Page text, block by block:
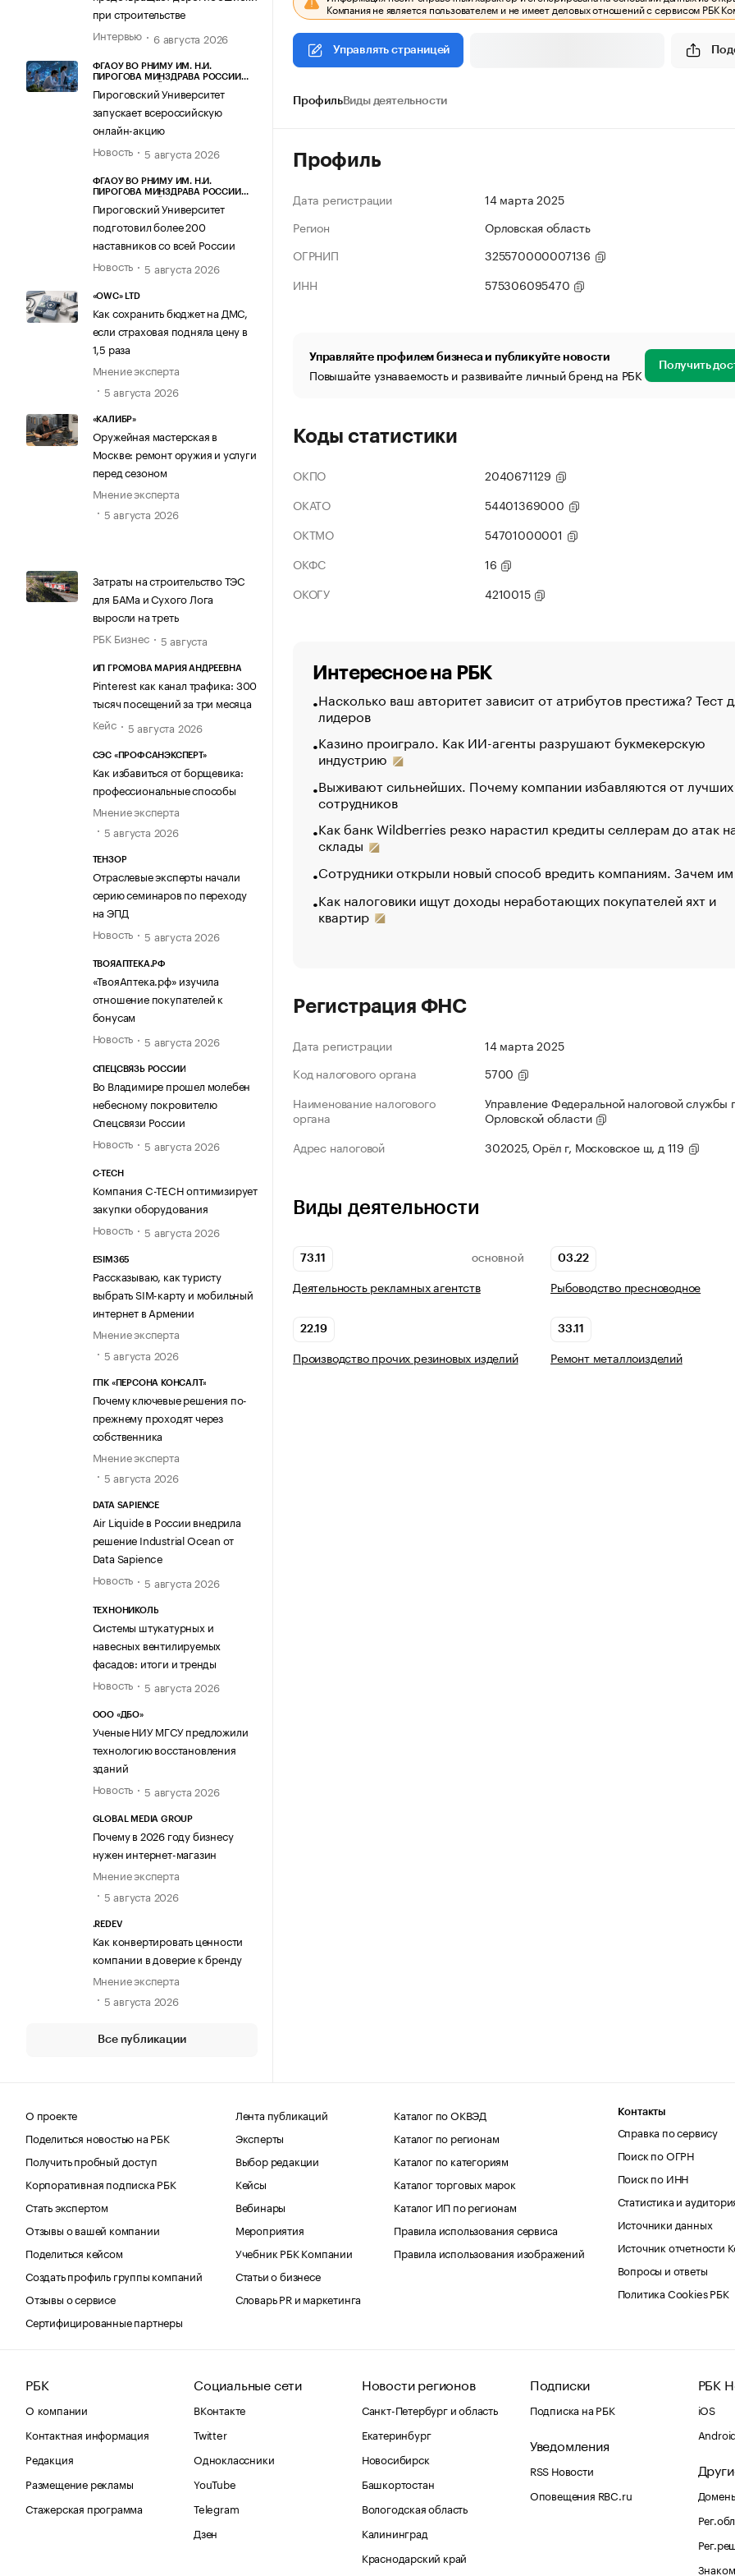
при строительстве
Интервью
6 августа 2026
ФГАОУ ВО РНИМУ ИМ. Н.И.
ПИРОГОВА МИНЗДРАВА РОССИИ
Пироговский Университет
запускает всероссийскую
онлайн-акцию
Новость
5 августа 2026
ФГАОУ ВО РНИМУ ИМ. Н.И.
ПИРОГОВА МИНЗДРАВА РОССИИ
Пироговский Университет
подготовил более 200
наставников со всей России
Новость
5 августа 2026
«OWC» LTD
Как сохранить бюджет на ДМС,
если страховая подняла цену в
1,5 раза
Мнение эксперта
5 августа 2026
«КАЛИБР»
Оружейная мастерская в
Москве: ремонт оружия и услуги
перед сезоном
Мнение эксперта
5 августа 2026
Затраты на строительство ТЭС
для БАМа и Сухого Лога
выросли на треть
РБК Бизнес
5 августа
ИП ГРОМОВА МАРИЯ АНДРЕЕВНА
Pinterest как канал трафика: 300
тысяч посещений за три месяца
Кейс
5 августа 2026
СЭС «ПРОФСАНЭКСПЕРТ»
Как избавиться от борщевика:
профессиональные способы
Мнение эксперта
5 августа 2026
ТЕНЗОР
Отраслевые эксперты начали
серию семинаров по переходу
на ЭПД
Новость
5 августа 2026
ТВОЯАПТЕКА.РФ
«ТвояАптека.рф» изучила
отношение покупателей к
бонусам
Новость
5 августа 2026
СПЕЦСВЯЗЬ РОССИИ
Во Владимире прошел молебен
небесному покровителю
Спецсвязи России
Новость
5 августа 2026
C-TECH
Компания C-TECH оптимизирует
закупки оборудования
Новость
5 августа 2026
ESIM365
Рассказываю, как туристу
выбрать SIM-карту и мобильный
интернет в Армении
Мнение эксперта
5 августа 2026
ГПК «ПЕРСОНА КОНСАЛТ»
Почему ключевые решения по-
прежнему проходят через
собственника
Мнение эксперта
5 августа 2026
DATA SAPIENCE
Air Liquide в России внедрила
решение Industrial Ocean от
Data Sapience
Новость
5 августа 2026
ТЕХНОНИКОЛЬ
Системы штукатурных и
навесных вентилируемых
фасадов: итоги и тренды
Новость
5 августа 2026
ООО «ДБО»
Ученые НИУ МГСУ предложили
технологию восстановления
зданий
Новость
5 августа 2026
GLOBAL MEDIA GROUP
Почему в 2026 году бизнесу
нужен интернет-магазин
Мнение эксперта
5 августа 2026
.REDEV
Как конвертировать ценности
компании в доверие к бренду
Мнение эксперта
5 августа 2026
Все публикации
Компания не является пользователем и не имеет деловых отношений с сервисом РБК
Управлять страницей
ПрофильВиды деятельности
Профиль
Дата регистрации
14 марта 2025
Регион
Орловская область
ОГРНИП
325570000007136
ИНН
575306095470
Управляйте профилем бизнеса и публикуйте новости
Повышайте узнаваемость и развивайте личный бренд на РБК Получить
Коды статистики
ОКПО
2040671129
ОКАТО
54401369000
ОКТМО
54701000001
ОКФС
16
ОКОГУ
4210015
Интересное на РБК
Насколько ваш авторитет зависит от атрибутов престижа? Тест
лидеров
Казино проиграло. Как ИИ-агенты разрушают букмекерскую
индустрию
Выживают сильнейших. Почему компании избавляются от лучших
сотрудников
Как банк Wildberries резко нарастил кредиты селлерам до атак
склады
Сотрудники открыли новый способ вредить компаниям. Зачем
Как налоговики ищут доходы неработающих покупателей яхт и
квартир
Регистрация ФНС
Дата регистрации
14 марта 2025
Код налогового органа
5700
Наименование налогового
органа
Управление Федеральной налоговой службы
Орловской области
Адрес налоговой
302025, Орёл г, Московское ш, д 119
Виды деятельности
73.11 ОСНОВНОЙ
Деятельность рекламных агентств
03.22
Рыбоводство пресноводное
22.19
Производство прочих резиновых изделий
33.11
Ремонт металлоизделий
О проекте
Поделиться новостью на РБК
Получить пробный доступ
Корпоративная подписка РБК
Стать экспертом
Отзывы о вашей компании
Поделиться кейсом
Создать профиль группы компаний
Отзывы о сервисе
Сертифицированные партнеры
Лента публикаций
Эксперты
Выбор редакции
Кейсы
Вебинары
Мероприятия
Учебник РБК Компании
Статьи о бизнесе
Словарь PR и маркетинга
Каталог по ОКВЭД
Каталог по регионам
Каталог по категориям
Каталог торговых марок
Каталог ИП по регионам
Правила использования сервиса
Правила использования изображений
Контакты
Справка по сервису
Поиск по ОГРН
Поиск по ИНН
Статистика и
Источники данных
Источник отчетности
Вопросы и ответы
Политика Cookies РБК
РБК
О компании
Контактная информация
Редакция
Размещение рекламы
Стажерская программа
Социальные сети
ВКонтакте
Twitter
Одноклассники
YouTube
Telegram
Дзен
Новости регионов
Санкт-Петербург и область
Екатеринбург
Новосибирск
Башкортостан
Вологодская область
Калининград
Краснодарский край
Подписки
Подписка на РБК
Уведомления
RSS Новости
Оповещения RBC.ru
РБК
iOS